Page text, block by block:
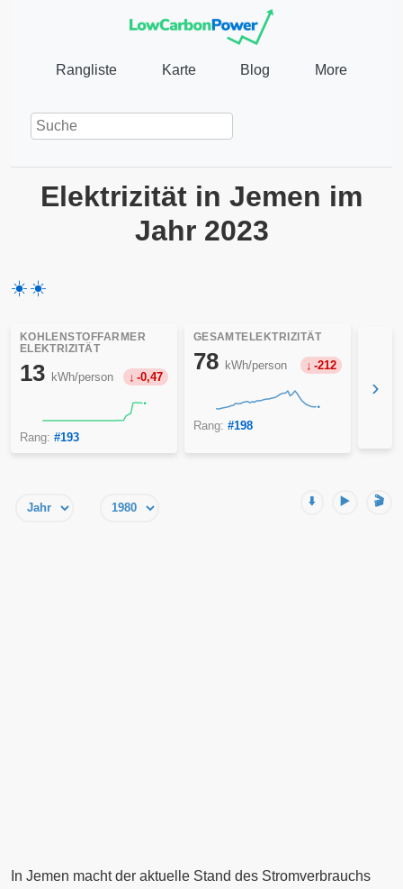
Rangliste Karte Blog More
Elektrizität in Jemen im
Jahr 2023
☀️☀️
KOHLENSTOFFARMER
ELEKTRIZITÄT
13 kWh/person -0,47
Rang: #193
GESAMTELEKTRIZITÄT
78 kWh/person -212
Rang: #198
›
⬇️ ▶️ 🎬
In Jemen macht der aktuelle Stand des Stromverbrauchs